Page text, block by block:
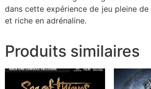
dans cette expérience de jeu pleine
et riche en adrénaline.
Produits similaires